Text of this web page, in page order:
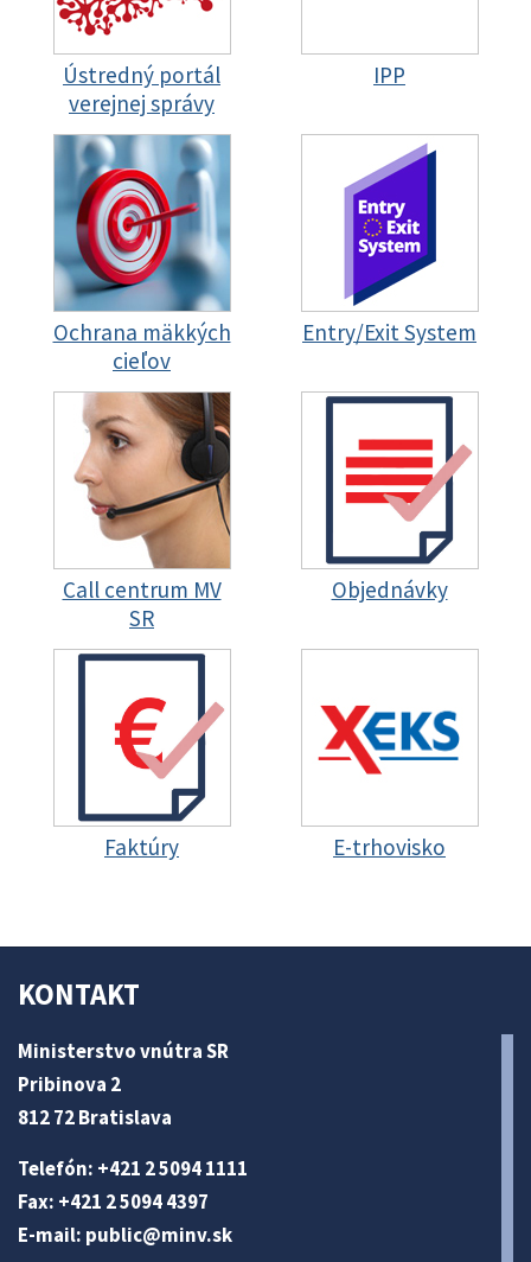
Ústredný portál
verejnej správy
IPP
Ochrana mäkkých
cieľov
Entry/Exit System
Call centrum MV
SR
Objednávky
Faktúry E-trhovisko
KONTAKT
Ministerstvo vnútra SR
Pribinova 2
812 72 Bratislava
Telefón: +421 2 5094 1111
Fax: +421 2 5094 4397
E-mail: public@minv.sk